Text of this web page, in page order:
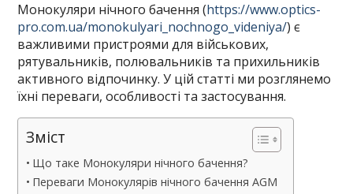
Монокуляри нічного бачення (https://www.optics-
pro.com.ua/monokulyari_nochnogo_videniya/) є
важливими пристроями для військових,
рятувальників, полювальників та прихильників
активного відпочинку. У цій статті ми розглянемо
їхні переваги, особливості та застосування.
Зміст
Що таке Монокуляри нічного бачення?
Переваги Монокулярів нічного бачення AGM